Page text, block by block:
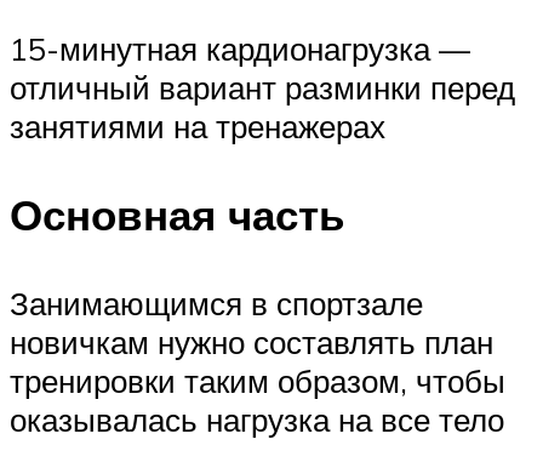
15-минутная кардионагрузка —
отличный вариант разминки перед
занятиями на тренажерах
Основная часть
Занимающимся в спортзале
новичкам нужно составлять план
тренировки таким образом, чтобы
оказывалась нагрузка на все тело